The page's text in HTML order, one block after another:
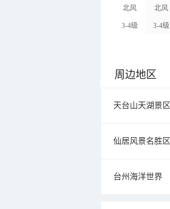
北风
3-4级
北风
3-4级
周边地区
天台山天湖景区
仙居风景名胜区
台州海洋世界